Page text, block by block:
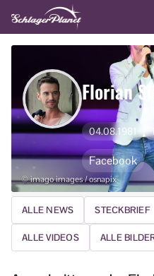
© imago images / osnapix
Florian
04.08.1981
Facebook
ALLE NEWS STECKBRIEF
ALLE VIDEOS ALLE